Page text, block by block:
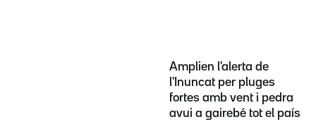
Amplien l'alerta de
l'Inuncat per pluges
fortes amb vent i pedra
avui a gairebé tot el país